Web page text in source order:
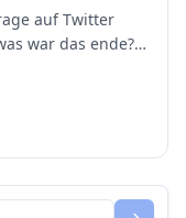
auf Twitter
war das ende?